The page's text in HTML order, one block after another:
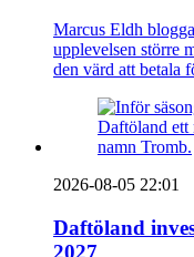
Marcus Eldh
upplevelsen större
den värd att betala
2026-08-05 22:01
Daftöland
2027